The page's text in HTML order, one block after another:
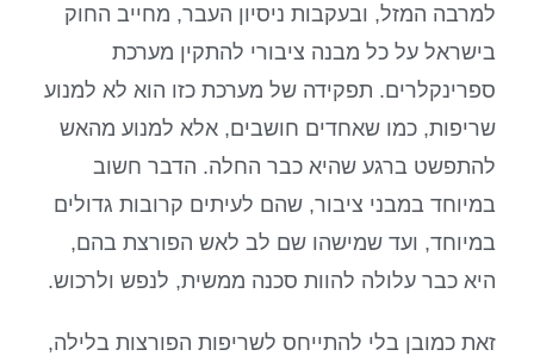
למרבה המזל, ובעקבות ניסיון העבר, מחייב החוק
בישראל על כל מבנה ציבורי להתקין מערכת
ספרינקלרים. תפקידה של מערכת כזו הוא לא למנוע
שריפות, כמו שאחדים חושבים, אלא למנוע מהאש
להתפשט ברגע שהיא כבר החלה. הדבר חשוב
במיוחד במבני ציבור, שהם לעיתים קרובות גדולים
במיוחד, ועד שמישהו שם לב לאש הפורצת בהם,
היא כבר עלולה להוות סכנה ממשית, לנפש ולרכוש.
זאת כמובן בלי להתייחס לשריפות הפורצות בלילה,